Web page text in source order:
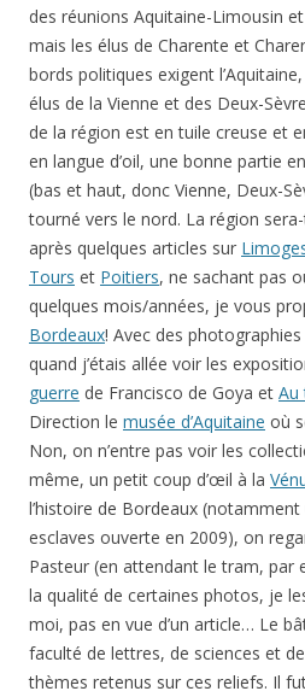
des réunions Aquitaine-Limousin
mais les élus de Charente et
bords politiques exigent
élus de la Vienne et des Deux-
de la région est en tuile creuse et
en langue d’oil, une bonne partie
(bas et haut, donc Vienne, Deux-
tourné vers le nord. La région
après quelques articles sur
Tours et Poitiers, ne sachant pas
quelques mois/années, je vous
Bordeaux! Avec des
quand j’étais allée voir les
guerre de Francisco de Goya et Au
Direction le musée d’Aquitaine où
Non, on n’entre pas voir les
même, un petit coup d’œil à la
l’histoire de Bordeaux
esclaves ouverte en 2009), on
Pasteur (en attendant le tram, par
la qualité de certaines photos, je
moi, pas en vue d’un article… Le
faculté de lettres, de sciences et
thèmes retenus sur ces reliefs. Il